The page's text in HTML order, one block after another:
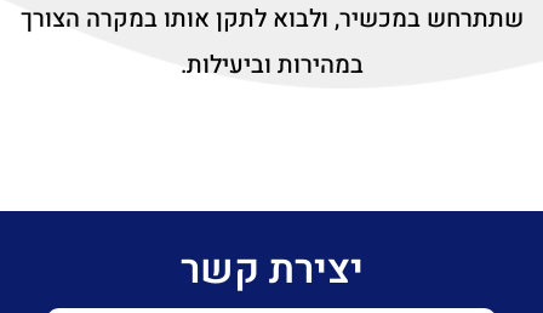
שתתרחש במכשיר, ולבוא לתקן אותו במקרה הצורך
במהירות וביעילות.
יצירת קשר